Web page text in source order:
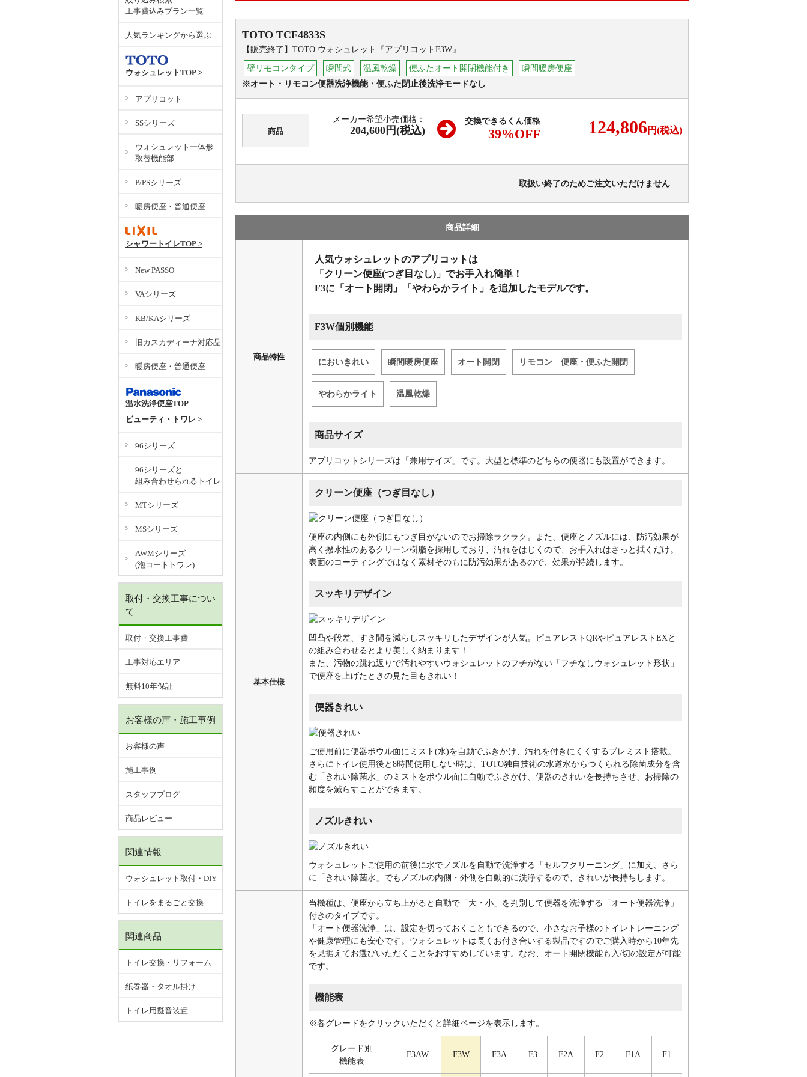
TOTO TCF4833S
【販売終了】TOTO ウォシュレット『アプリコットF3W』
壁リモコンタイプ 瞬間式 温風乾燥 便ふたオート開閉機能付き
瞬間暖房便座
※オート・リモコン便器洗浄機能・便ふた閉止後洗浄モードなし
商品
メーカー希望小売価格：
204,600円(税込)
交換できるくん価格
39%OFF 124,806円(税込)
取扱い終了のためご注文いただけません
商品詳細
商品特性
人気ウォシュレットのアプリコットは
「クリーン便座(つぎ目なし)」でお手入れ簡単！
F3に「オート開閉」「やわらかライト」を追加したモデルです。
F3W個別機能
においきれい 瞬間暖房便座 オート開閉 リモコン 便座・便ふた開閉
やわらかライト 温風乾燥
商品サイズ
アプリコットシリーズは「兼用サイズ」です。大型と標準のどちらの便器にも設置ができます。
基本仕様
クリーン便座（つぎ目なし）
便座の内側にも外側にもつぎ目がないのでお掃除ラクラク。また、便座とノズルには、防汚効果が
高く撥水性のあるクリーン樹脂を採用しており、汚れをはじくので、お手入れはさっと拭くだけ。
表面のコーティングではなく素材そのもに防汚効果があるので、効果が持続します。
スッキリデザイン
凹凸や段差、すき間を減らしスッキリしたデザインが人気。ピュアレストQRやピュアレストEXと
の組み合わせるとより美しく納まります！
また、汚物の跳ね返りで汚れやすいウォシュレットのフチがない「フチなしウォシュレット形状」
で便座を上げたときの見た目もきれい！
便器きれい
ご使用前に便器ボウル面にミスト(水)を自動でふきかけ、汚れを付きにくくするプレミスト搭載。
さらにトイレ使用後と8時間使用しない時は、TOTO独自技術の水道水からつくられる除菌成分を含
む「きれい除菌水」のミストをボウル面に自動でふきかけ、便器のきれいを長持ちさせ、お掃除の
頻度を減らすことができます。
ノズルきれい
ウォシュレットご使用の前後に水でノズルを自動で洗浄する「セルフクリーニング」に加え、さら
に「きれい除菌水」でもノズルの内側・外側を自動的に洗浄するので、きれいが長持ちします。
当機種は、便座から立ち上がると自動で「大・小」を判別して便器を洗浄する「オート便器洗浄」
付きのタイプです。
「オート便器洗浄」は、設定を切っておくこともできるので、小さなお子様のトイレトレーニング
や健康管理にも安心です。ウォシュレットは長くお付き合いする製品ですのでご購入時から10年先
を見据えてお選びいただくことをおすすめしています。なお、オート開閉機能も入/切の設定が可能
です。
機能表
※各グレードをクリックいただくと詳細ページを表示します。
グレード別
機能表
F3AW F3W F3A F3 F2A F2 F1A F1
工事費込みプラン一覧
人気ランキングから選ぶ
ウォシュレットTOP >
アプリコット
SSシリーズ
ウォシュレット一体形
取替機能部
P/PSシリーズ
暖房便座・普通便座
シャワートイレTOP >
New PASSO
VAシリーズ
KB/KAシリーズ
旧カスカディーナ対応品
暖房便座・普通便座
温水洗浄便座TOP
ビューティ・トワレ >
96シリーズ
96シリーズと
組み合わせられるトイレ
MTシリーズ
MSシリーズ
AWMシリーズ
(泡コートトワレ)
取付・交換工事につい
て
取付・交換工事費
工事対応エリア
無料10年保証
お客様の声・施工事例
お客様の声
施工事例
スタッフブログ
商品レビュー
関連情報
ウォシュレット取付・DIY
トイレをまるごと交換
関連商品
トイレ交換・リフォーム
紙巻器・タオル掛け
トイレ用擬音装置